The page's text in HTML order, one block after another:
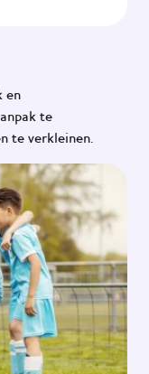
en
te
te verkleinen.